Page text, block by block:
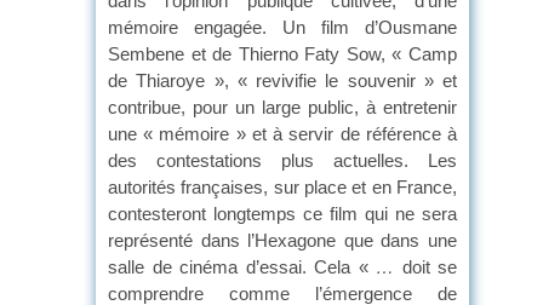
mémoire engagée. Un film d’Ousmane
Sembene et de Thierno Faty Sow, « Camp
de Thiaroye », « revivifie le souvenir » et
contribue, pour un large public, à entretenir
une « mémoire » et à servir de référence à
des contestations plus actuelles. Les
autorités françaises, sur place et en France,
contesteront longtemps ce film qui ne sera
représenté dans l’Hexagone que dans une
salle de cinéma d’essai. Cela « … doit se
comprendre comme l’émergence de